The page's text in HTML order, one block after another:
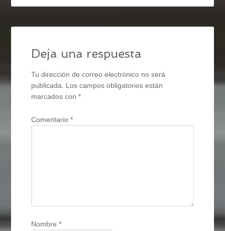
Deja una respuesta
Tu dirección de correo electrónico no será
publicada.
Los campos obligatorios están
marcados con*
Comentario*
Nombre*